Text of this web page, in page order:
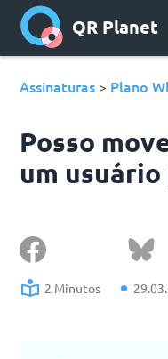
QR Planet
Assinaturas > Plano
Posso
um
2 Minutos